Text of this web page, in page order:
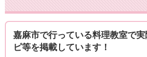
嘉麻市で行っている料理教室で
ピ等を掲載しています！